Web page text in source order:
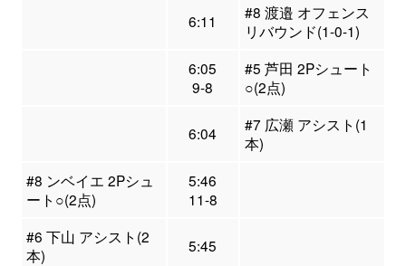
6:11
#8 渡邉 オフェンス
リバウンド(1-0-1)
6:05
9-8
#5 芦田 2Pシュート
○(2点)
6:04
#7 広瀬 アシスト(1
本)
#8 ンベイエ 2Pシュ
ート○(2点)
5:46
11-8
#6 下山 アシスト(2
本)
5:45